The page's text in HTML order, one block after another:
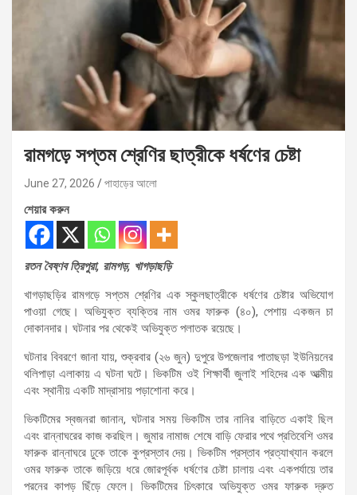
রামগড়ে সপ্তম শ্রেণির ছাত্রীকে ধর্ষণের চেষ্টা
June 27, 2026 পাহাড়ের আলো
শেয়ার করুন
রতন বৈষ্ণব ত্রিপুরা, রামগড়, খাগড়াছড়ি
​খাগড়াছড়ির রামগড়ে সপ্তম শ্রেণির এক স্কুলছাত্রীকে ধর্ষণের চেষ্টার অভিযোগ
পাওয়া গেছে। অভিযুক্ত ব্যক্তির নাম ওমর ফারুক (৪০), পেশায় একজন চা
দোকানদার। ঘটনার পর থেকেই অভিযুক্ত পলাতক রয়েছে।
​ঘটনার বিবরণে জানা যায়, শুক্রবার (২৬ জুন) দুপুরে উপজেলার পাতাছড়া ইউনিয়নের
থলিপাড়া এলাকায় এ ঘটনা ঘটে। ভিকটিম ওই শিক্ষার্থী জুলাই শহিদের এক আত্মীয়
এবং স্থানীয় একটি মাদ্রাসায় পড়াশোনা করে।
ভিকটিমের স্বজনরা জানান, ঘটনার সময় ভিকটিম তার নানির বাড়িতে একাই ছিল
এবং রান্নাঘরের কাজ করছিল। জুমার নামাজ শেষে বাড়ি ফেরার পথে প্রতিবেশি ওমর
ফারুক রান্নাঘরে ঢুকে তাকে কুপ্রস্তাব দেয়। ভিকটিম প্রস্তাব প্রত্যাখ্যান করলে
ওমর ফারুক তাকে জড়িয়ে ধরে জোরপূর্বক ধর্ষণের চেষ্টা চালায় এবং একপর্যায়ে তার
পরনের কাপড় ছিঁড়ে ফেলে। ভিকটিমের চিৎকারে অভিযুক্ত ওমর ফারুক দ্রুত